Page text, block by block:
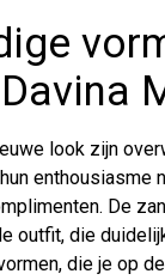
look zijn
enthousiasme
De
outfit, die
die je op